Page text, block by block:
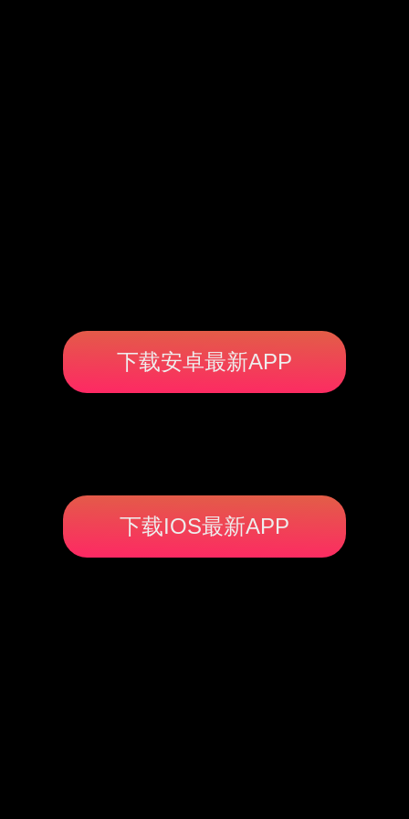
下载安卓最新APP
下载IOS最新APP